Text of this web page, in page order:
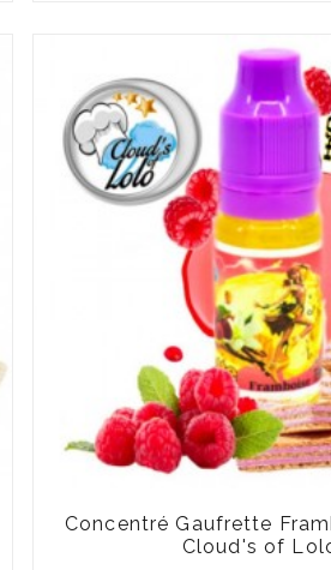
Plus de détails
Concentré Gaufrette
Cloud's of